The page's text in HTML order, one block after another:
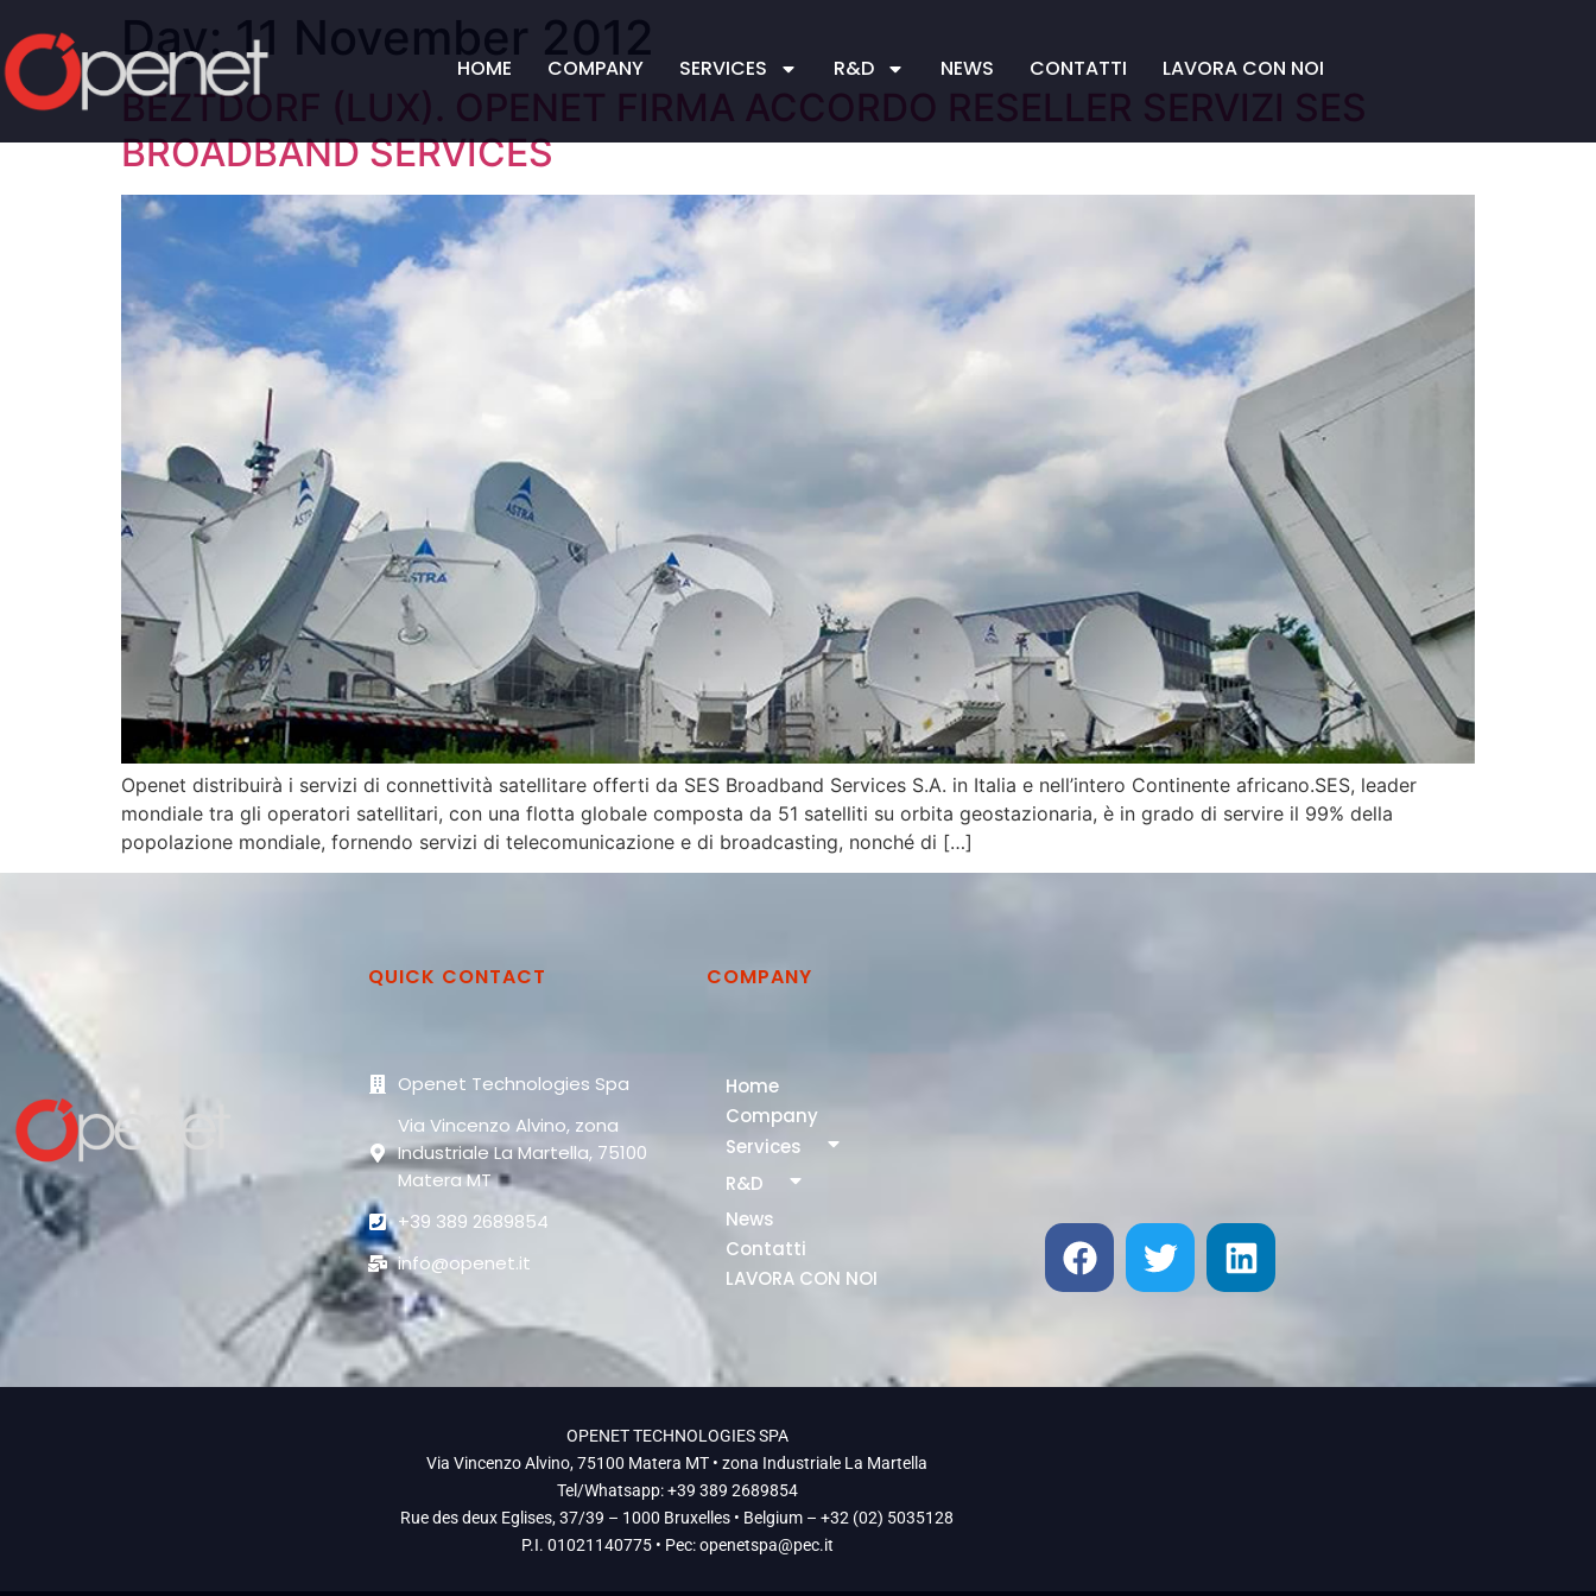
HOME COMPANY SERVICES R&D NEWS CONTATTI LAVORA CON NOI
Day:11 November 2012
BEZTDORF (LUX). OPENET FIRMA ACCORDO RESELLER SERVIZI SES
BROADBAND SERVICES
Openet distribuirà i servizi di connettività satellitare offerti da SES Broadband Services S.A. in Italia e nell’intero Continente africano.SES, leader
mondiale tra gli operatori satellitari, con una flotta globale composta da 51 satelliti su orbita geostazionaria, è in grado di servire il 99% della
popolazione mondiale, fornendo servizi di telecomunicazione e di broadcasting, nonché di […]
QUICK CONTACT
Openet Technologies Spa
Via Vincenzo Alvino, zona
Industriale La Martella, 75100
Matera MT
+39 389 2689854
info@openet.it
COMPANY
Home
Company
Services
R&D
News
Contatti
LAVORA CON NOI
OPENET TECHNOLOGIES SPA
Via Vincenzo Alvino, 75100 Matera MT • zona Industriale La Martella
Tel/Whatsapp: +39 389 2689854
Rue des deux Eglises, 37/39 – 1000 Bruxelles • Belgium – +32 (02) 5035128
P.I. 01021140775 • Pec:openetspa@pec.it